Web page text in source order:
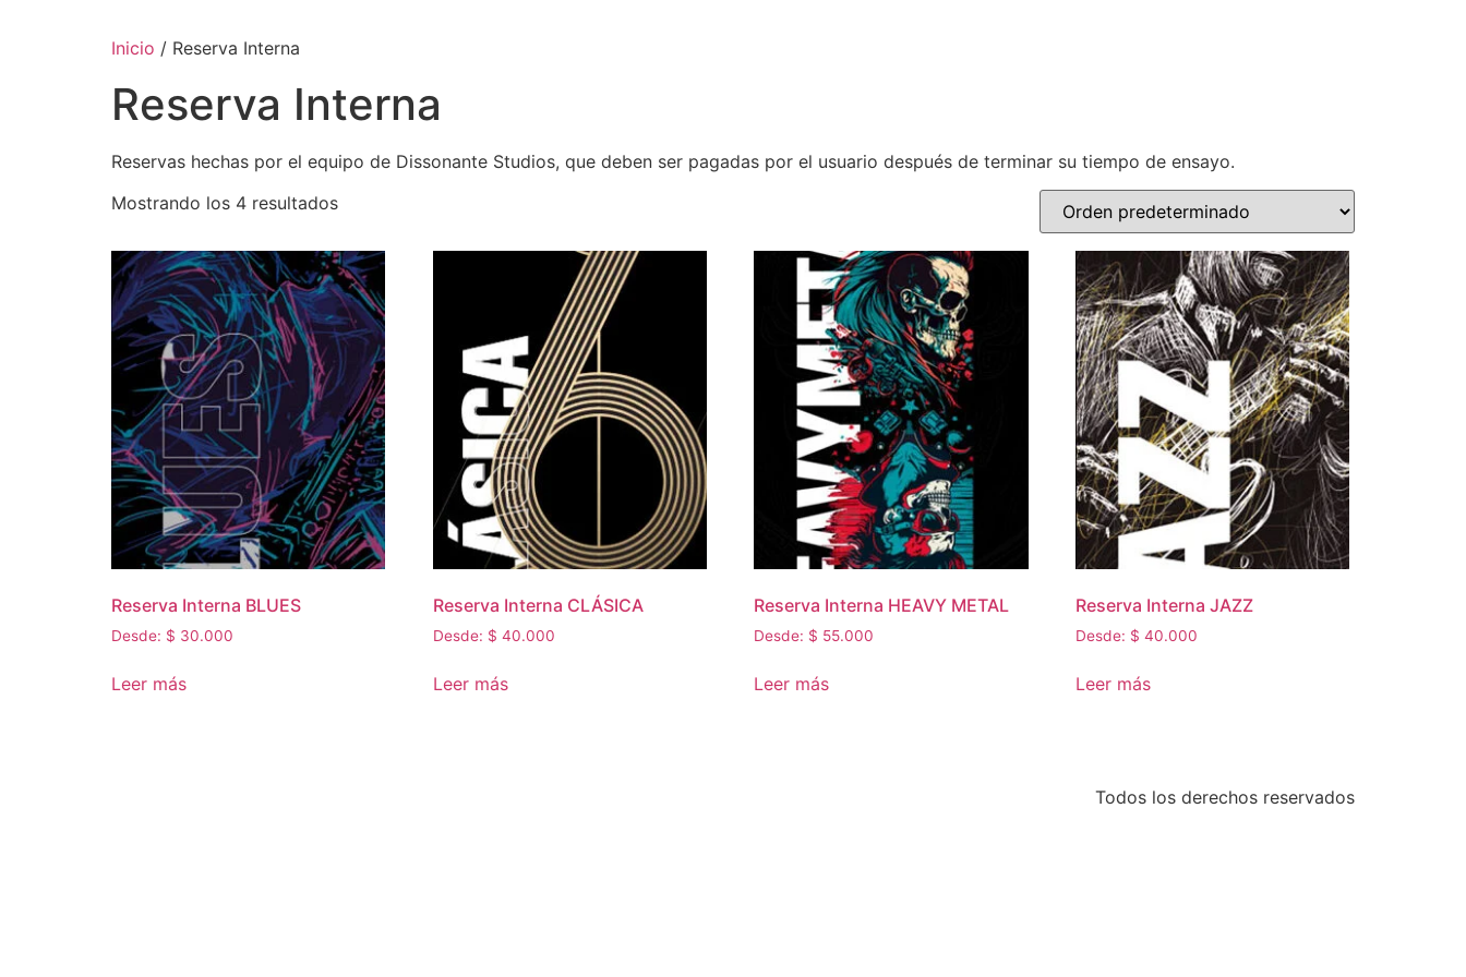
Inicio / Reserva Interna
Reserva Interna
Reservas hechas por el equipo de Dissonante Studios, que deben ser pagadas por el usuario después de terminar su tiempo de ensayo.
Mostrando los 4 resultados
Reserva Interna BLUES
Desde: $ 30.000
Leer más
Reserva Interna CLÁSICA
Desde: $ 40.000
Leer más
Reserva Interna HEAVY METAL
Desde: $ 55.000
Leer más
Reserva Interna JAZZ
Desde: $ 40.000
Leer más
Todos los derechos reservados